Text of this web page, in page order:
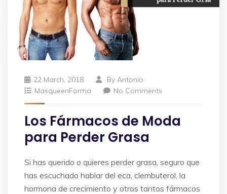
22 March, 2018 By Antonio
MasqueenForma
No Comments
Los Fármacos de Moda
para Perder Grasa
Si has querido o quieres perder grasa, seguro que
has escuchado hablar del eca, clembuterol, la
hormona de crecimiento y otros tantos fármacos